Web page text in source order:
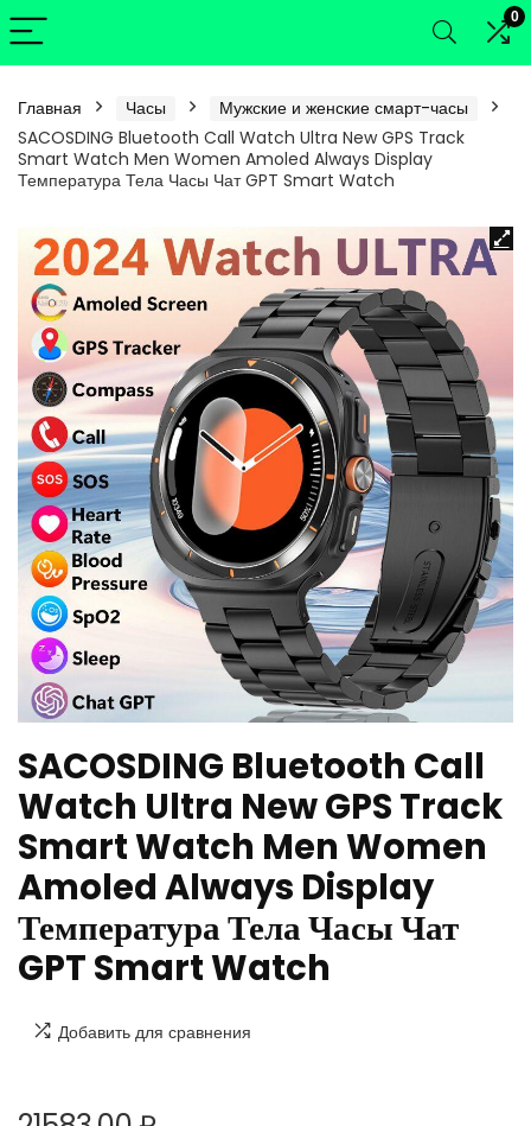
0
Главная Часы
Мужские и женские смарт-часы
SACOSDING Bluetooth Call Watch Ultra New GPS Track
Smart Watch Men Women Amoled Always Display
Температура Тела Часы Чат GPT Smart Watch
SACOSDING Bluetooth Call
Watch Ultra New GPS Track
Smart Watch Men Women
Amoled Always Display
Температура Тела Часы Чат
GPT Smart Watch
Добавить для сравнения